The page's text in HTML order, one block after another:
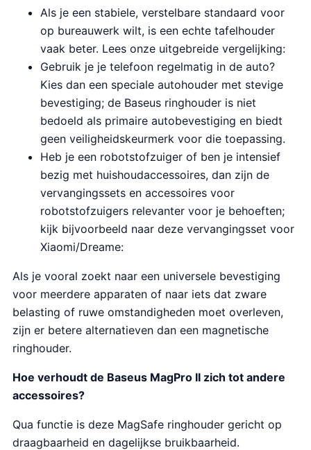
Als je een stabiele, verstelbare standaard voor
op bureauwerk wilt, is een echte tafelhouder
vaak beter. Lees onze uitgebreide vergelijking:
Gebruik je je telefoon regelmatig in de auto?
Kies dan een speciale autohouder met stevige
bevestiging; de Baseus ringhouder is niet
bedoeld als primaire autobevestiging en biedt
geen veiligheidskeurmerk voor die toepassing.
Heb je een robotstofzuiger of ben je intensief
bezig met huishoudaccessoires, dan zijn de
vervangingssets en accessoires voor
robotstofzuigers relevanter voor je behoeften;
kijk bijvoorbeeld naar deze vervangingsset voor
Xiaomi/Dreame:
Als je vooral zoekt naar een universele bevestiging
voor meerdere apparaten of naar iets dat zware
belasting of ruwe omstandigheden moet overleven,
zijn er betere alternatieven dan een magnetische
ringhouder.
Hoe verhoudt de Baseus MagPro II zich tot andere
accessoires?
Qua functie is deze MagSafe ringhouder gericht op
draagbaarheid en dagelijkse bruikbaarheid.